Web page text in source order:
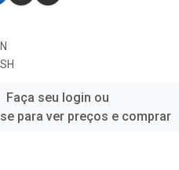
Faça seu login ou
para ver preços e comprar